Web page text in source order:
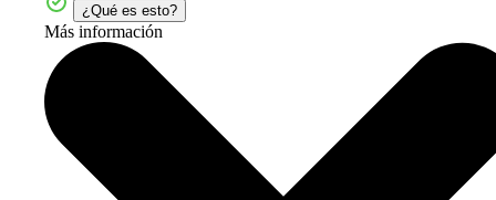
¿Qué es esto?
Más información